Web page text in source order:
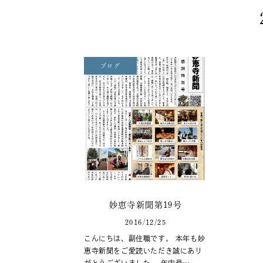
ブログ
妙恵寺新聞第19号
2016/12/25
こんにちは、副住職です。 本年も妙
恵寺新聞をご愛読いただき誠にあり